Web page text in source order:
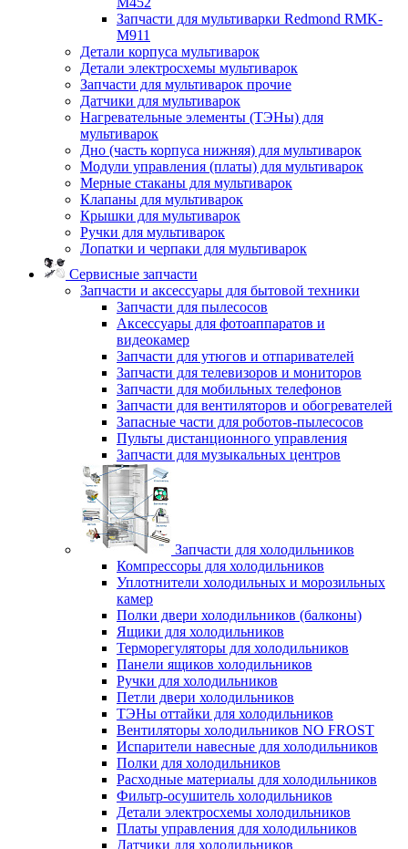
Запчасти для мультиварки Redmond RMK-
M911
Детали корпуса мультиварок
Детали электросхемы мультиварок
Запчасти для мультиварок прочие
Датчики для мультиварок
Нагревательные элементы (ТЭНы) для
мультиварок
Дно (часть корпуса нижняя) для мультиварок
Модули управления (платы) для мультиварок
Мерные стаканы для мультиварок
Клапаны для мультиварок
Крышки для мультиварок
Ручки для мультиварок
Лопатки и черпаки для мультиварок
Сервисные запчасти
Запчасти и аксессуары для бытовой техники
Запчасти для пылесосов
Аксессуары для фотоаппаратов и
видеокамер
Запчасти для утюгов и отпаривателей
Запчасти для телевизоров и мониторов
Запчасти для мобильных телефонов
Запчасти для вентиляторов и обогревателей
Запасные части для роботов-пылесосов
Пульты дистанционного управления
Запчасти для музыкальных центров
Запчасти для холодильников
Компрессоры для холодильников
Уплотнители холодильных и морозильных
камер
Полки двери холодильников (балконы)
Ящики для холодильников
Терморегуляторы для холодильников
Панели ящиков холодильников
Ручки для холодильников
Петли двери холодильников
ТЭНы оттайки для холодильников
Вентиляторы холодильников NO FROST
Испарители навесные для холодильников
Полки для холодильников
Расходные материалы для холодильников
Фильтр-осушитель холодильников
Детали электросхемы холодильников
Платы управления для холодильников
Датчики для холодильников